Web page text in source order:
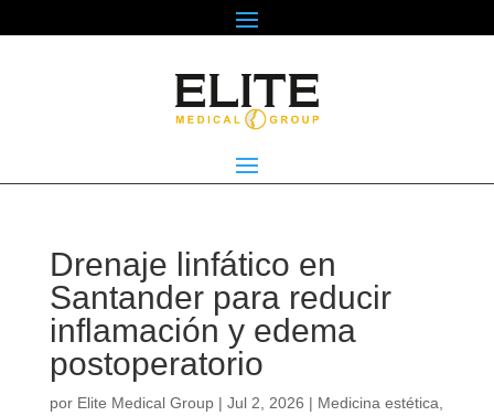
Drenaje linfático en
Santander para reducir
inflamación y edema
postoperatorio
por Elite Medical Group| Jul 2, 2026 | Medicina estética,